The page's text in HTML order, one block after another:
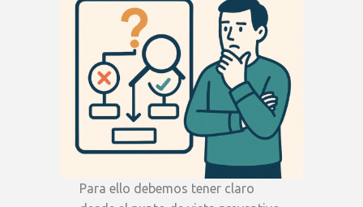
Para ello debemos tener claro